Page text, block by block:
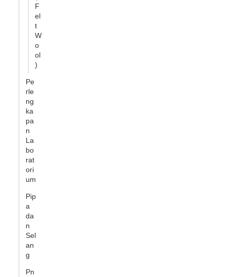
F
el
t
W
o
ol
)
Pe
rle
ng
ka
pa
n
La
bo
rat
ori
um
Pip
a
da
n
Sel
an
g
Pn